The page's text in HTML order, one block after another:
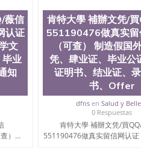
吗QQ微信551190476学士学位证
办理学历认证QQ微信551190476
又译为“圣荷西州立大学”
的公立大学之一。位于圣何塞市
立大学，它以极高的就业率，全
《福克斯》杂志评选为全美50强
至今，这是一所在世界上享有学
教育质量的核心代表。其计算机
在其所处地域的世界硅谷中心得
系的实习机会。无论是加州大学
所有大学中的地理位置。 圣何塞
重要科技中心。约有学生三万人
薇信
认证
文
毕业
知
）...
肯特大學 補辦文凭/
551190476做真实留
（可查） 制造假国
凭、肆业证、毕业公
证明书、结业证、
书、Offer
dfns enSalud y
0 Respuestas
肯特大學 補辦文凭/買
551190476做真实留信网认证